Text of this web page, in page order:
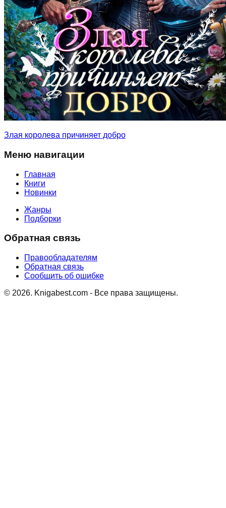
Злая королева причиняет добро
Меню навигации
Главная
Книги
Новинки
Жанры
Подборки
Обратная связь
Правообладателям
Обратная связь
Сообщить об ошибке
© 2026. Knigabest.com - Все права защищены.